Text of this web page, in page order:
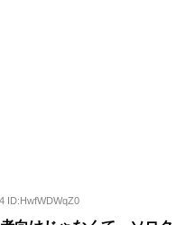
ID:HwfWDWqZ0